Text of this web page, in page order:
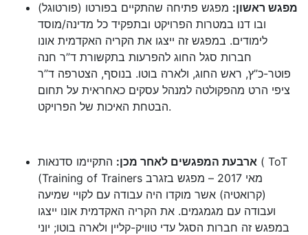
מפגש ראשון: מפגש פתיחה שהתקיים בפורטו (פורטוגל)
ובו דנו במטרות הפרויקט ובתפקיד כל מדינה/מוסד
לימודים. במפגש זה ייצגו את הקריה האקדמית אונו
חברות סגל החוג להפרעות בתקשורת ד”ר חנה
פוטר-כ”ץ, ראש החוג, ולארה בוטו. בנוסף, הצטרפה ד”ר
ציפי הרט מהפקולטה למנהל עסקים כאחראית על תחום
הבטחת האיכות של הפרויקט.
ארבעת המפגשים לאחר מכן: התקיימו סדנאות ( ToT
(Training of Trainers מאי 2017 – מפגש בזגרב
(קרואטיה) אשר מוקדו היה עבודה עם לקויי שמיעה
ועבודה עם מגמגמים. את הקריה האקדמית אונו ייצגו
במפגש זה חברות הסגל עדי טוויק-קליין ולארה בוטו; יוני